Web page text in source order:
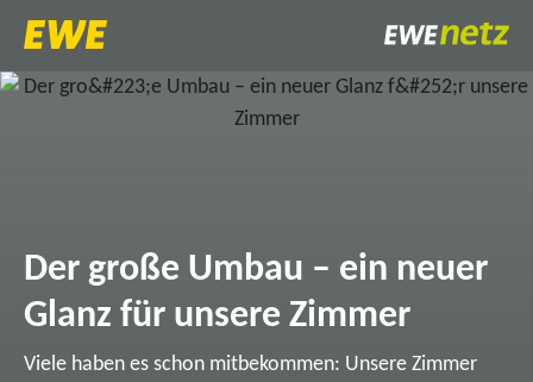
Der große Umbau – ein neuer
Glanz für unsere Zimmer
Viele haben es schon mitbekommen: Unsere Zimmer